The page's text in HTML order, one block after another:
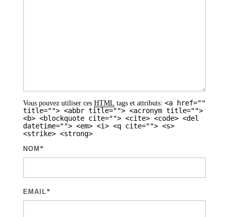
Vous pouvez utiliser ces HTML tags et attributs: <a href=""
title=""> <abbr title=""> <acronym title="">
<b> <blockquote cite=""> <cite> <code> <del
datetime=""> <em> <i> <q cite=""> <s>
<strike> <strong>
NOM *
EMAIL*